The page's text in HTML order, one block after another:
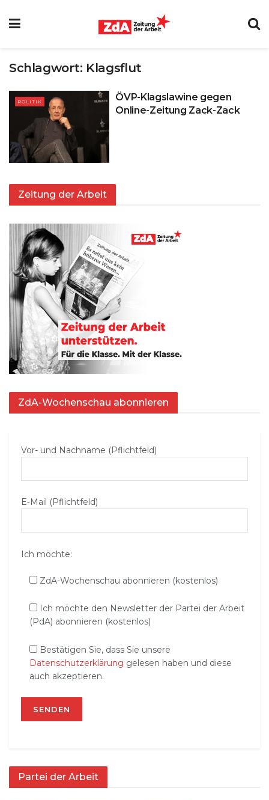
Schlagwort: Klagsflut
POLITIK
ÖVP-Klagslawine gegen
Online-Zeitung Zack-Zack
Zeitung der Arbeit
ZdA-Wochenschau abonnieren
Vor- und Nachname (Pflichtfeld)
E‑Mail (Pflichtfeld)
Ich möchte:
ZdA-Wochenschau abonnieren (kostenlos)
Ich möchte den Newsletter der Partei der Arbeit
(PdA) abonnieren (kostenlos)
Bestätigen Sie, dass Sie unsere
Datenschutzerklärung gelesen haben und diese
auch akzeptieren.
Partei der Arbeit